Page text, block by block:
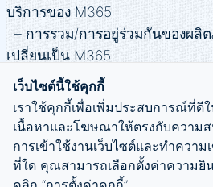
บริการของ M365
– การรวม/การอยู่ร่วมกันของผ
เปลี่ยนเป็น M365
เว็บไซต์นี้ใช้คุกกี้
เราใช้คุกกี้เพื่อเพิ่มประสบการณ์ที่ดี
เนื้อหาและโฆษณาให้ตรงกับความส
การเข้าใช้งานเว็บไซต์และทำความ
ที่ใด คุณสามารถเลือกตั้งค่าความยิ